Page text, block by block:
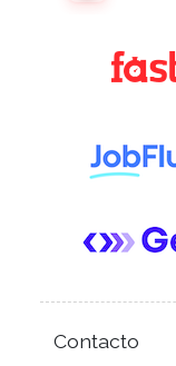
Contacto